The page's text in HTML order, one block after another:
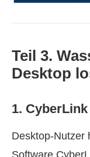
Teil 3.
Desktop
1.
Software